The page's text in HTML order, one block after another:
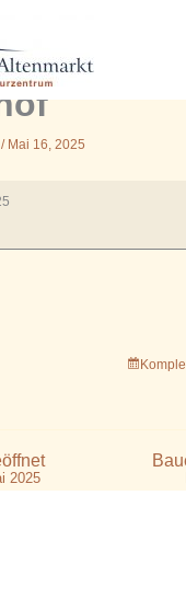
Uhr
im
/ Mai 16, 2025
2025